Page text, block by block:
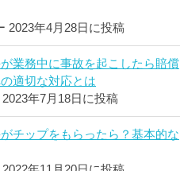
2023年4月28日に投稿
業務中に事故を起こしたら賠償
適切な対応とは
2023年7月18日に投稿
チップをもらったら？基本的な